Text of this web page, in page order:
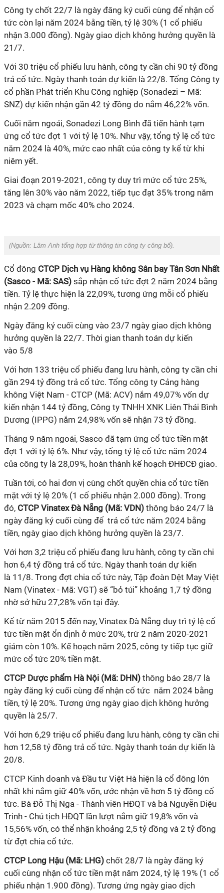
Công ty chốt 22/7 là ngày đăng ký cuối cùng để nhận cổ
tức còn lại năm 2024 bằng tiền, tỷ lệ 30% (1 cổ phiếu
nhận 3.000 đồng). Ngày giao dịch không hưởng quyền là
21/7.
Với 30 triệu cổ phiếu lưu hành, công ty cần chi 90 tỷ đồng
trả cổ tức. Ngày thanh toán dự kiến là 22/8. Tổng Công ty
cổ phần Phát triển Khu Công nghiệp (Sonadezi – Mã:
SNZ) dự kiến nhận gần 42 tỷ đồng do nắm 46,22% vốn.
Cuối năm ngoái, Sonadezi Long Bình đã tiến hành tạm
ứng cổ tức đợt 1 với tỷ lệ 10%. Như vậy, tổng tỷ lệ cổ tức
năm 2024 là 40%, mức cao nhất của công ty kể từ khi
niêm yết.
Giai đoạn 2019-2021, công ty duy trì mức cổ tức 25%,
tăng lên 30% vào năm 2022, tiếp tục đạt 35% trong năm
2023 và chạm mốc 40% cho 2024.
(Nguồn: Lâm Anh tổng hợp từ thông tin công ty công bố).
Cổ đông CTCP Dịch vụ Hàng không Sân bay Tân Sơn Nhất
(Sasco - Mã: SAS) sắp nhận cổ tức đợt 2 năm 2024 bằng
tiền. Tỷ lệ thực hiện là 22,09%, tương ứng mỗi cổ phiếu
nhận 2.209 đồng.
Ngày đăng ký cuối cùng vào 23/7 ngày giao dịch không
hưởng quyền là 22/7. Thời gian thanh toán dự kiến
vào 5/8
Với hơn 133 triệu cổ phiếu đang lưu hành, công ty cần chi
gần 294 tỷ đồng trả cổ tức. Tổng công ty Cảng hàng
không Việt Nam - CTCP (Mã: ACV) nắm 49,07% vốn dự
kiến nhận 144 tỷ đồng, Công ty TNHH XNK Liên Thái Bình
Dương (IPPG) nắm 24,98% vốn sẽ nhận 73 tỷ đồng.
Tháng 9 năm ngoái, Sasco đã tạm ứng cổ tức tiền mặt
đợt 1 với tỷ lệ 6%. Như vậy, tổng tỷ lệ cổ tức năm 2024
của công ty là 28,09%, hoàn thành kế hoạch ĐHĐCĐ giao.
Tuần tới, có hai đơn vị cùng chốt quyền chia cổ tức tiền
mặt với tỷ lệ 20% (1 cổ phiếu nhận 2.000 đồng). Trong
đó, CTCP Vinatex Đà Nẵng (Mã: VDN) thông báo 24/7 là
ngày đăng ký cuối cùng để trả cổ tức năm 2024 bằng
tiền, ngày giao dịch không hưởng quyền là 23/7.
Với hơn 3,2 triệu cổ phiếu đang lưu hành, công ty cần chi
hơn 6,4 tỷ đồng trả cổ tức. Ngày thanh toán dự kiến
là 11/8. Trong đợt chia cổ tức này, Tập đoàn Dệt May Việt
Nam (Vinatex - Mã: VGT) sẽ “bỏ túi” khoảng 1,7 tỷ đồng
nhờ sở hữu 27,28% vốn tại đây.
Kể từ năm 2015 đến nay, Vinatex Đà Nẵng duy trì tỷ lệ cổ
tức tiền mặt ổn định ở mức 20%, trừ 2 năm 2020-2021
giảm còn 10%. Kế hoạch năm 2025, công ty tiếp tục giữ
mức cổ tức 20% tiền mặt.
CTCP Dược phẩm Hà Nội (Mã: DHN) thông báo 28/7 là
ngày đăng ký cuối cùng để nhận cổ tức năm 2024 bằng
tiền, tỷ lệ 20%. Tương ứng ngày giao dịch không hưởng
quyền là 25/7.
Với hơn 6,29 triệu cổ phiếu đang lưu hành, công ty cần chi
hơn 12,58 tỷ đồng trả cổ tức. Ngày thanh toán dự kiến là
20/8.
CTCP Kinh doanh và Đầu tư Việt Hà hiện là cổ đông lớn
nhất khi nắm giữ 40% vốn, ước nhận về hơn 5 tỷ đồng cổ
tức. Bà Đỗ Thị Nga - Thành viên HĐQT và bà Nguyễn Diệu
Trinh - Chủ tịch HĐQT lần lượt nắm giữ 19,8% vốn và
15,56% vốn, có thể nhận khoảng 2,5 tỷ đồng và 2 tỷ đồng
từ đợt chia cổ tức.
CTCP Long Hậu (Mã: LHG) chốt 28/7 là ngày đăng ký
cuối cùng nhận cổ tức tiền mặt năm 2024, tỷ lệ 19% (1 cổ
phiếu nhận 1.900 đồng). Tương ứng ngày giao dịch